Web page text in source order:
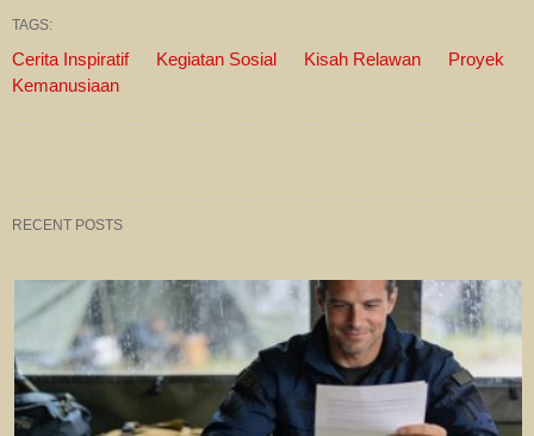
TAGS:
Cerita Inspiratif Kegiatan Sosial Kisah Relawan
Proyek
Kemanusiaan
RECENT POSTS